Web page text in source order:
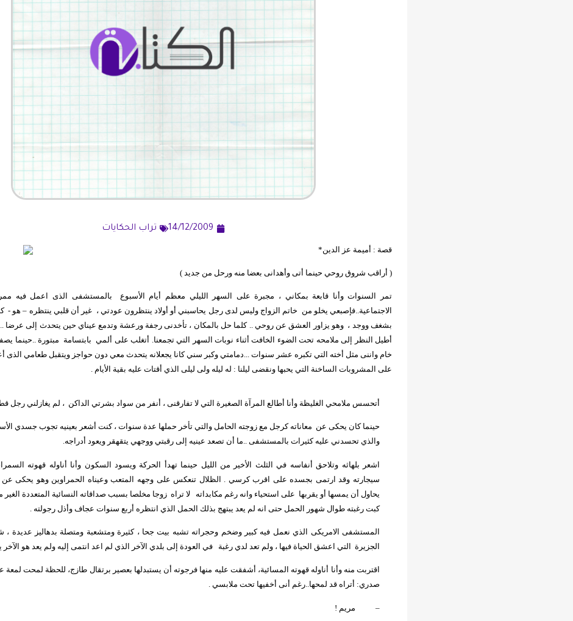
14/12/2009 تراب الحكايات
قصة : أميمة عز الدين*
( أراقب شروق روحي حينما أتى وأهدانى بعضا منه ورحل من جديد )
تمر السنوات وأنا قابعة بمكاني ، مجبرة على السهر الليلي معظم أيام الأسبوع
بالمستشفى الذى اعمل فيه
الاجتماعية..فإصبعي يخلو من خاتم الزواج وليس لدى رجل يحاسبني أو أولاد ينتظرون عودتي ، غير أن قلبي ينتظره – هو -
بشغف ووجد ، وهو يزاور العشق عن روحي .. كلما حل بالمكان ، تأخدنى رجفة ورعشة وتدمع عيناي حين يتحدث إلى عرضا
أطيل النظر إلى ملامحه تحت الضوء الخافت أثناء نوبات السهر التي تجمعنا. أتغلب على ألمي بابتسامة مبتورة ..حينما
خام واننى مثل أخته التي تكبره عشر سنوات ...دمامتي وكبر سني كانا يجعلانه يتحدث معي دون حواجز ويتقبل طعامي الذى
على المشروبات الساخنة التي يحبها ونقضى ليلنا : له ليله ولى ليلى الذي أقتات عليه بقية الأيام .
أتحسس ملامحي الغليظة وأنا أطالع المرآة الصغيرة التي لا تفارقنى ، أنفر من سواد بشرتي الداكن ، لم يغازلني رجل قط ؛
حينما كان يحكى عن معاناته كرجل مع زوجته الحامل والتي تأخر حملها عدة سنوات ، كنت أشعر بعينيه تجوب جسدي
والذي تحسدني عليه كثيرات بالمستشفى ..ما أن تصعد عينيه إلى رقبتي ووجهي يتقهقر ويعود أدراجه.
اشعر بلهاثه وتلاحق أنفاسه في الثلث الأخير من الليل حينما تهدأ الحركة ويسود السكون وأنا أناوله قهوته
سيجارته وقد ارتمى بجسده على اقرب كرسي . الظلال تنعكس على وجهه المتعب وعيناه الحمراوين وهو يحكى عن
يحاول أن يمسها أو يقربها على استحياء وانه رغم مكابداته لا تراه زوجا مخلصا بسبب صداقاته النسائية المتعددة
كبت رغبته طوال شهور الحمل حتى انه لم يعد يبتهج بذلك الحمل الذي انتظره أربع سنوات عجاف وأذل رجولته .
المستشفى الامريكى الذي نعمل فيه كبير وضخم وحجراته تشبه بيت جحا ، كثيرة ومتشعبة ومتصلة بدهاليز عديدة ،
الجزيرة التي اعشق الحياة فيها ، ولم تعد لدي رغبة في العودة إلى بلدي الآخر الذي لم اعد انتمى إليه ولم يعد هو الآخر
اقتربت منه وأنا أناوله قهوته المسائية، أشفقت عليه منها فرجوته أن يستبدلها بعصير برتقال طازج، للحظة لمحت لمعة
صدري: أتراه قد لمحها..رغم أنى أخفيها تحت ملابسي .
– مريم !